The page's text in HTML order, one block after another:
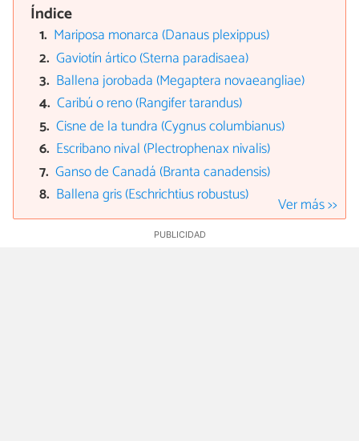
Índice
Mariposa monarca (Danaus plexippus)
Gaviotín ártico (Sterna paradisaea)
Ballena jorobada (Megaptera novaeangliae)
Caribú o reno (Rangifer tarandus)
Cisne de la tundra (Cygnus columbianus)
Escribano nival (Plectrophenax nivalis)
Ganso de Canadá (Branta canadensis)
Ballena gris (Eschrichtius robustus)
Ver más >>